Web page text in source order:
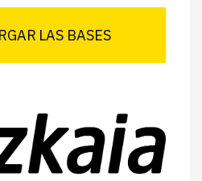
LAS BASES